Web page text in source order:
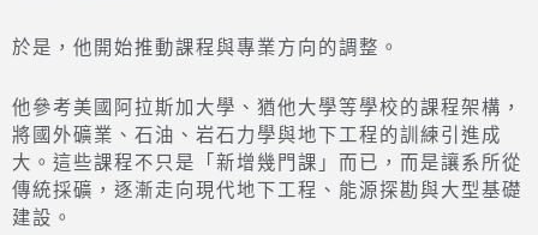
於是，他開始推動課程與專業方向的調整。
他參考美國阿拉斯加大學、猶他大學等學校的課程架構，
將國外礦業、石油、岩石力學與地下工程的訓練引進成
大。這些課程不只是「新增幾門課」而已，而是讓系所從
傳統採礦，逐漸走向現代地下工程、能源探勘與大型基礎
建設。